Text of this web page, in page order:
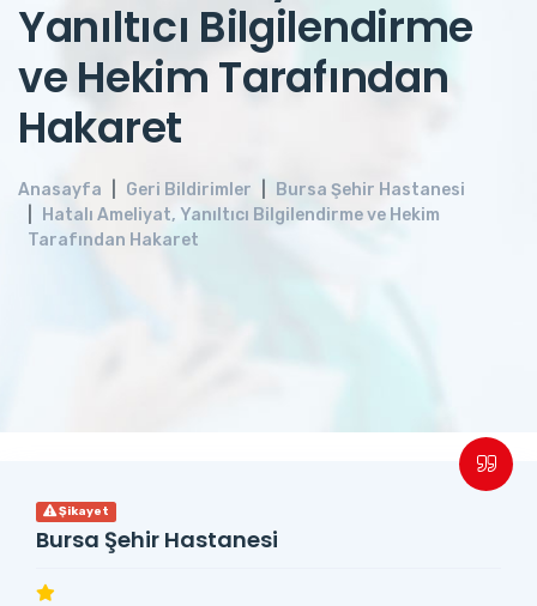
Yanıltıcı Bilgilendirme
ve Hekim Tarafından
Hakaret
Anasayfa Geri Bildirimler
Bursa Şehir Hastanesi
Hatalı Ameliyat, Yanıltıcı Bilgilendirme ve Hekim
Tarafından Hakaret
Şikayet
Bursa Şehir Hastanesi